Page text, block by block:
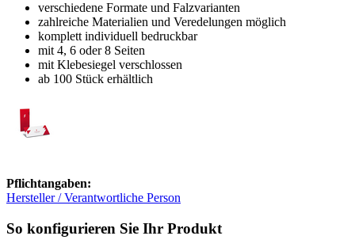
verschiedene Formate und Falzvarianten
zahlreiche Materialien und Veredelungen möglich
komplett individuell bedruckbar
mit 4, 6 oder 8 Seiten
mit Klebesiegel verschlossen
ab 100 Stück erhältlich
Pflichtangaben:
Hersteller / Verantwortliche Person
So konfigurieren Sie Ihr Produkt